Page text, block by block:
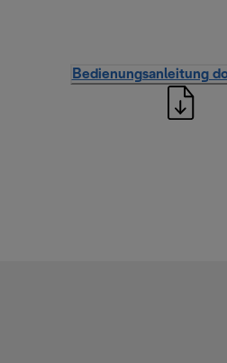
Bedienungsanleitung